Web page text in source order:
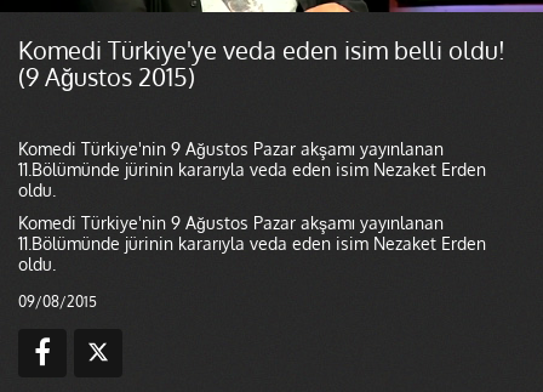
Komedi Türkiye'ye veda eden isim belli oldu!
(9 Ağustos 2015)
Komedi Türkiye'nin 9 Ağustos Pazar akşamı yayınlanan
11.Bölümünde jürinin kararıyla veda eden isim Nezaket Erden
oldu.
Komedi Türkiye'nin 9 Ağustos Pazar akşamı yayınlanan
11.Bölümünde jürinin kararıyla veda eden isim Nezaket Erden
oldu.
09/08/2015